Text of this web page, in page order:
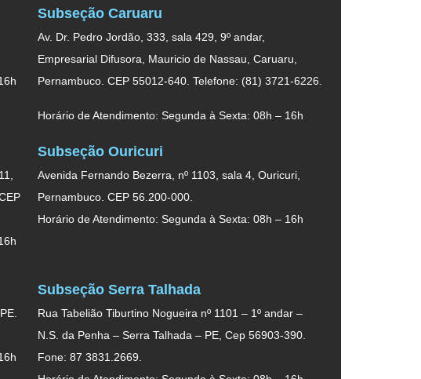
Subseção Caruaru
Av. Dr. Pedro Jordão, 333, sala 429, 9º andar,
Empresarial Difusora, Mauricio de Nassau, Caruaru,
Pernambuco. CEP 55012-640. Telefone: (81) 3721-6226.
Horário de Atendimento: Segunda à Sexta: 08h – 16h
Subseção Ouricuri
Avenida Fernando Bezerra, nº 1103, sala 4, Ouricuri,
Pernambuco. CEP 56.200-000.
Horário de Atendimento: Segunda à Sexta: 08h – 16h
Subseção Serra Talhada
Rua Tabelião Tiburtino Nogueira nº 1101 – 1º andar –
N.S. da Penha – Serra Talhada – PE, Cep 56903-390.
Fone: 87 3831.2669.